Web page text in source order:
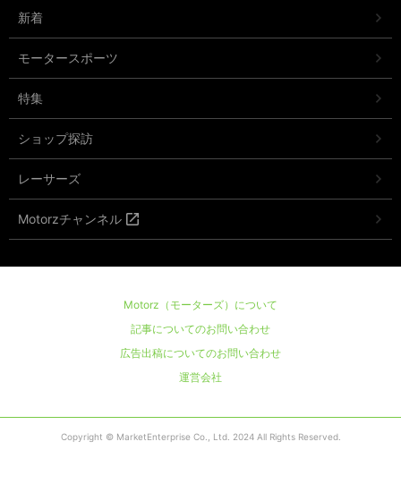
新着
モータースポーツ
特集
ショップ探訪
レーサーズ
Motorzチャンネル
Motorz（モーターズ）について
記事についてのお問い合わせ
広告出稿についてのお問い合わせ
運営会社
Copyright © MarketEnterprise Co., Ltd. 2024 All Rights Reserved.